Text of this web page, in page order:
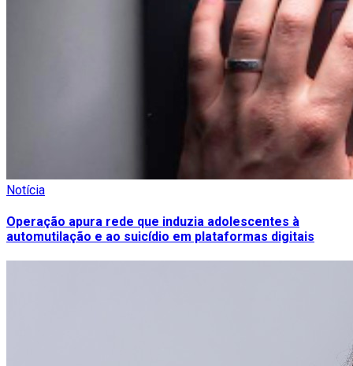
Notícia
Operação apura rede que induzia adolescentes à
automutilação e ao suicídio em plataformas digitais